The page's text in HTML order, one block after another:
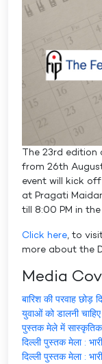
The 23rd edition
from 26th
event will kick
at Pragati
till 8:00 PM in
Click here, to
more about the
Media
बारिश की परवाह
युवाओं को डालनी
पुस्तक मेले में सास्कृतिक
दिल्ली पुस्तक मेला :
दिल्ली पुस्तक मेला :